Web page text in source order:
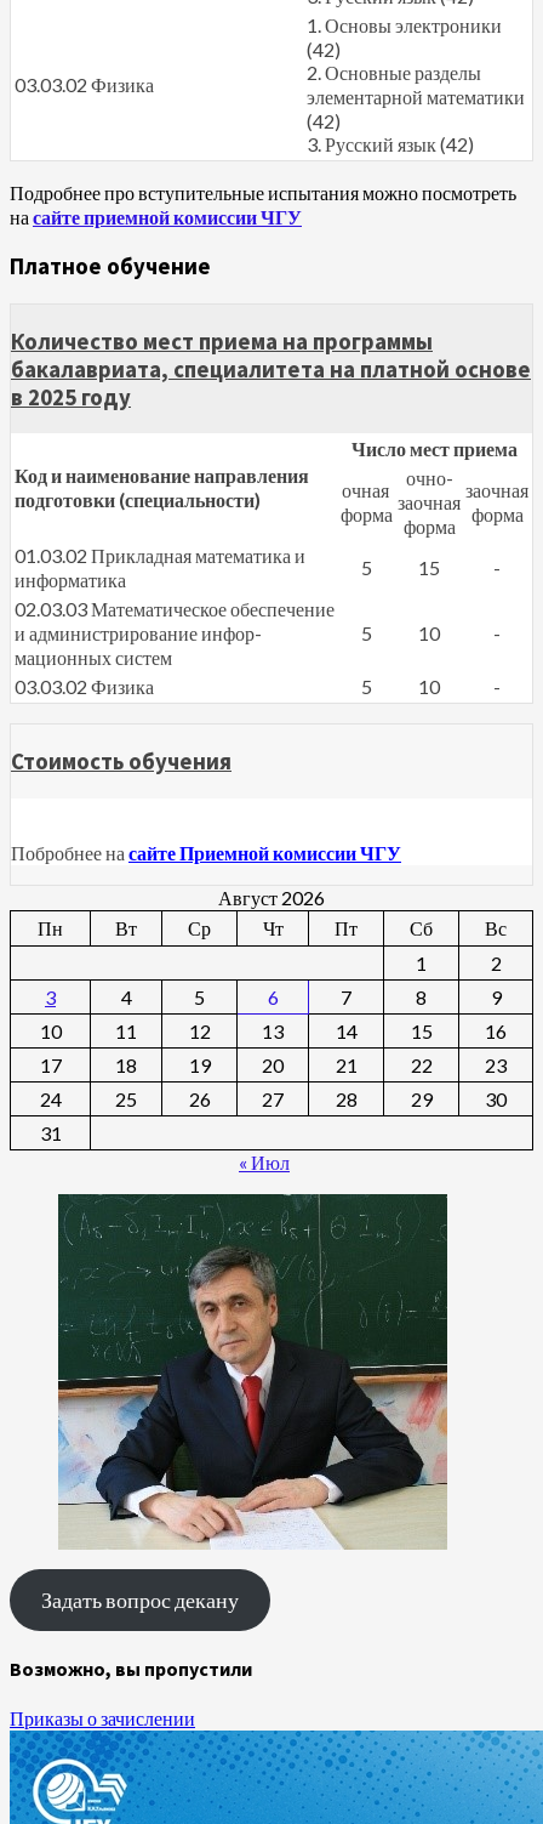
03.03.02 Физика
1. Основы электроники
(42)
2. Основные разделы
элементарной математики
(42)
3. Русский язык (42)
Подробнее про вступительные испытания можно посмотреть
на сайте приемной комиссии ЧГУ
Платное обучение
Количество мест приема на программы
бакалавриата, специалитета на платной основе
в 2025 году
Код и наименование направления
подготовки (специальности)
Число мест приема
очная
форма
очно-
форма
форма
01.03.02 Прикладная математика и
информатика
5 15
-
02.03.03 Математическое обеспечение
и администрирование инфор-
мационных систем
5 10 -
03.03.02 Физика 5 10 -
Стоимость обучения
Побробнее на сайте Приемной комиссии ЧГУ
Август 2026
Пн
Вт Ср Чт Пт Сб
Вс
1
2
3
4 5 6 7 8
9
10
11 12 13 14 15
16
17
18 19 20 21 22
23
24
25 26 27 28 29
30
31
« Июл
Задать вопрос декану
Возможно, вы пропустили
Приказы о зачислении